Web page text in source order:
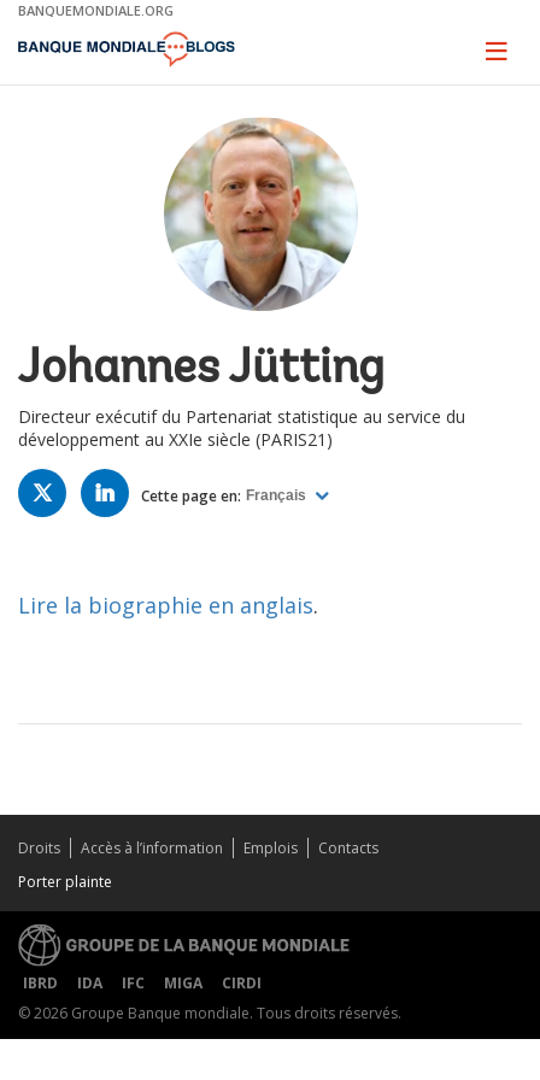
Skip
Main
BANQUEMONDIALE.ORG
Page
Johannes Jütting
Directeur exécutif du Partenariat statistique au service du
développement au XXIe siècle (PARIS21)
TWITTER LINKED
IN Cette page en: Français
Lire la biographie en anglais.
Droits Accès à l’information Emplois
Contacts
Porter plainte
IBRD IDA IFC MIGA
CIRDI
© 2026 Groupe Banque mondiale. Tous droits réservés.